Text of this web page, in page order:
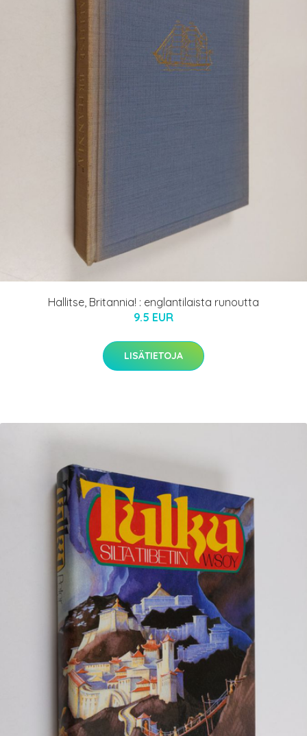
Hallitse, Britannia! : englantilaista runoutta
9.5 EUR
LISÄTIETOJA